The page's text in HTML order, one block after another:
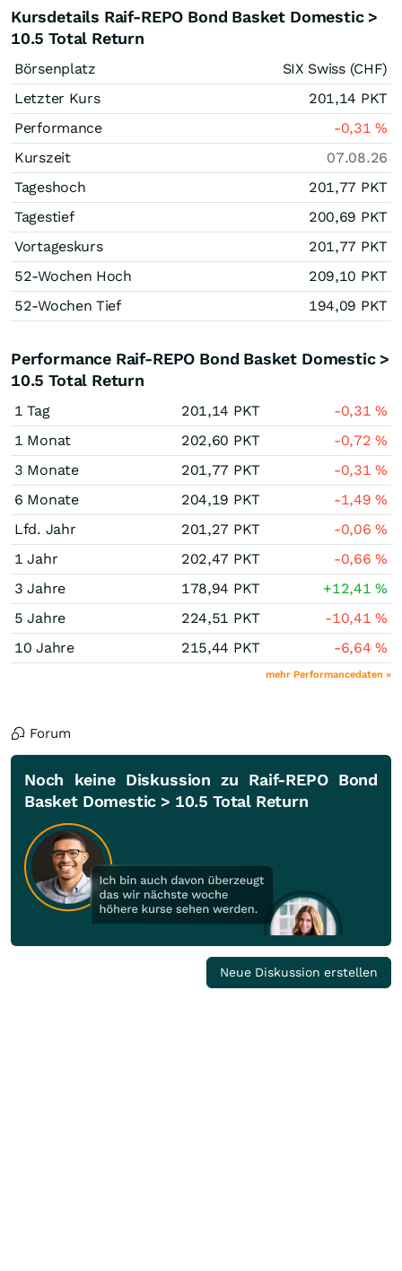
Kursdetails Raif-REPO Bond Basket Domestic >
10.5 Total Return
Börsenplatz
SIX Swiss (CHF)
Letzter Kurs
201,14 PKT
Performance
-0,31%
Kurszeit
07.08.26
Tageshoch
201,77 PKT
Tagestief
200,69 PKT
Vortageskurs
201,77 PKT
52-Wochen Hoch
209,10 PKT
52-Wochen Tief
194,09 PKT
Performance Raif-REPO Bond Basket Domestic >
10.5 Total Return
1 Tag 201,14 PKT -0,31%
1 Monat
202,60 PKT -0,72%
3 Monate
201,77 PKT -0,31%
6 Monate
204,19 PKT -1,49%
Lfd. Jahr
201,27 PKT -0,06%
1 Jahr
202,47 PKT -0,66%
3 Jahre
178,94 PKT +12,41%
5 Jahre
224,51 PKT -10,41%
10 Jahre
215,44 PKT -6,64%
mehr Performancedaten »
Forum
Noch keine Diskussion zu Raif-REPO Bond
Basket Domestic > 10.5 Total Return
Neue Diskussion erstellen